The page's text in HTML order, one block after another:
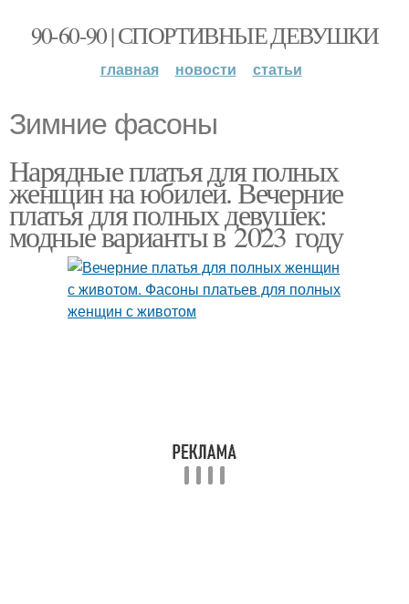
90-60-90 | СПОРТИВНЫЕ ДЕВУШКИ
главная новости статьи
Зимние фасоны
Нарядные платья для полных
женщин на юбилей. Вечерние
платья для полных девушек:
модные варианты в 2023 году